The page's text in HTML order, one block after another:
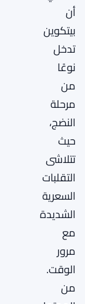
أن
بيتكوين
تدخل
نوعًا
من
مرحلة
النضج،
حيث
تتلاشى
التقلبات
السعرية
الشديدة
مع
مرور
الوقت.
من